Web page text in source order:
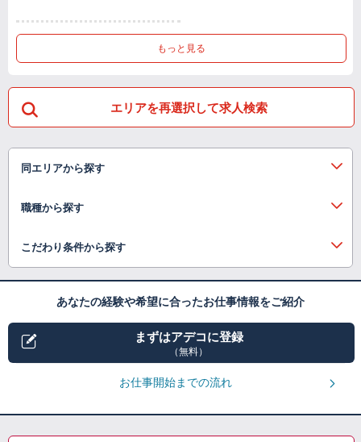
もっと見る
エリアを再選択して求人検索
同エリアから探す
職種から探す
こだわり条件から探す
あなたの経験や希望に合ったお仕事情報をご紹介
まずはアデコに登録
（無料）
お仕事開始までの流れ